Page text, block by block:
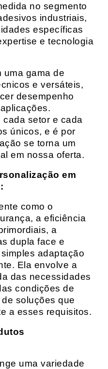
no segmento
industriais,
específicas
e tecnologia
uma gama de
e versáteis,
desempenho
cada setor e cada
únicos, e é por
se torna um
em nossa oferta.
em
como o
a eficiência
a
dupla face e
adaptação
Ela envolve a
das necessidades
condições de
soluções que
a esses requisitos.
uma variedade